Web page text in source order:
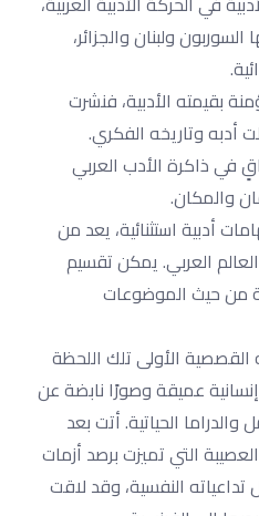
ولبنان والجزائر،
بقيمته الأدبية، فنشرت
في ذاكرة الأدب العربي
والمكان.
أدبية استثنائية، يعد من
العربي. يمكن تقسيم
من حيث الموضوعات
القصصية الأولى تلك اللحظة
إنسانية عميقة وصورًا نابضة عن
والدراما الحياتية. أتت بعد
التي تميزت برصد أزمات
النفسية، وقد لاقت